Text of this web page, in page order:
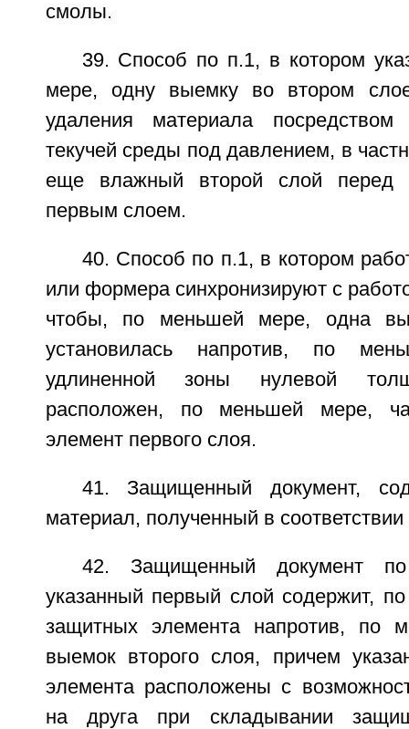
смолы.
39. Способ по п.1, в котором
мере, одну выемку во втором
удаления материала посредством
текучей среды под давлением, в
еще влажный второй слой перед
первым слоем.
40. Способ по п.1, в котором
или формера синхронизируют с
чтобы, по меньшей мере, одна
установилась напротив, по
удлиненной зоны нулевой
расположен, по меньшей мере,
элемент первого слоя.
41. Защищенный документ,
материал, полученный в соответствии
42. Защищенный документ
указанный первый слой содержит,
защитных элемента напротив, по
выемок второго слоя, причем
элемента расположены с
на друга при складывании